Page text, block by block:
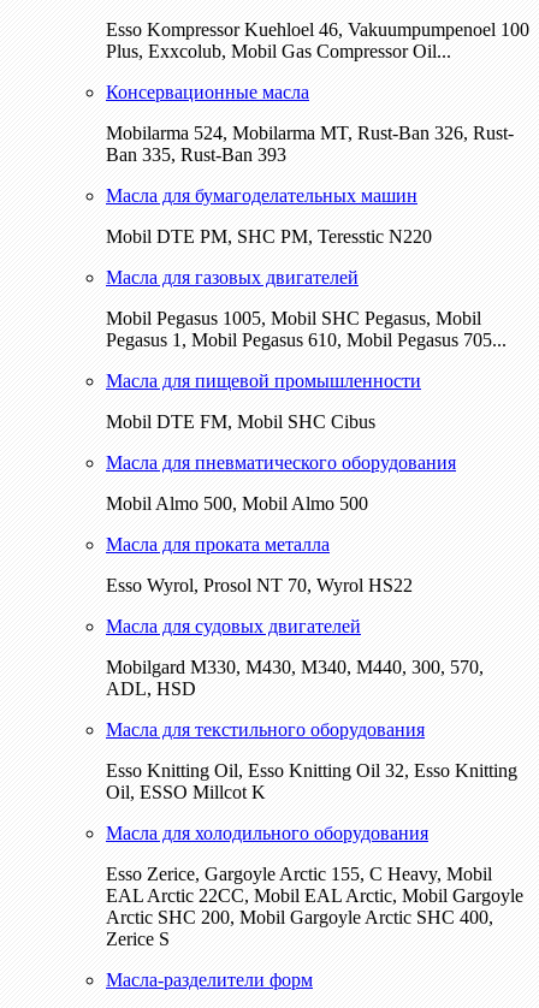
Esso Kompressor Kuehloel 46, Vakuumpumpenoel 100
Plus, Exxcolub, Mobil Gas Compressor Oil...
Консервационные масла
Mobilarma 524, Mobilarma MT, Rust-Ban 326, Rust-
Ban 335, Rust-Ban 393
Масла для бумагоделательных машин
Mobil DTE РМ, SHC PM, Teresstic N220
Масла для газовых двигателей
Mobil Pegasus 1005, Mobil SHC Pegasus, Mobil
Pegasus 1, Mobil Pegasus 610, Mobil Pegasus 705...
Масла для пищевой промышленности
Mobil DTE FM, Mobil SHC Cibus
Масла для пневматического оборудования
Mobil Almo 500, Mobil Almo 500
Масла для проката металла
Esso Wyrol, Prosol NT 70, Wyrol HS22
Масла для судовых двигателей
Mobilgard M330, M430, M340, M440, 300, 570,
ADL, HSD
Масла для текстильного оборудования
Esso Knitting Oil, Esso Knitting Oil 32, Esso Knitting
Oil, ESSO Millcot K
Масла для холодильного оборудования
Esso Zerice, Gargoyle Arctic 155, С Heavy, Mobil
EAL Arctic 22CC, Mobil EAL Arctic, Mobil Gargoyle
Arctic SHC 200, Mobil Gargoyle Arctic SHC 400,
Zerice S
Масла-разделители форм